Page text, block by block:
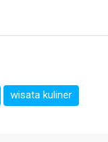
wisata kuliner